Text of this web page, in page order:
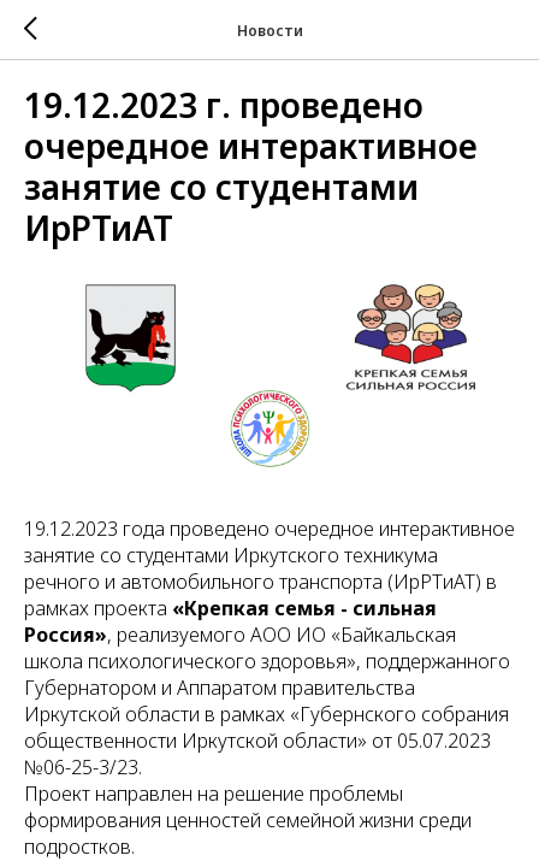
Новости
19.12.2023 г. проведено
очередное интерактивное
занятие со студентами
ИрРТиАТ
19.12.2023 года проведено очередное интерактивное
занятие со студентами Иркутского техникума
речного и автомобильного транспорта (ИрРТиАТ) в
рамках проекта «Крепкая семья - сильная
Россия», реализуемого АОО ИО «Байкальская
школа психологического здоровья», поддержанного
Губернатором и Аппаратом правительства
Иркутской области в рамках «Губернского собрания
общественности Иркутской области» от 05.07.2023
№06-25-3/23.
Проект направлен на решение проблемы
формирования ценностей семейной жизни среди
подростков.